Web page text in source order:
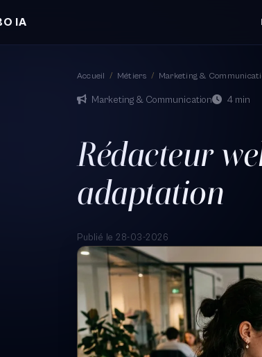
IA
Accueil / Métiers / Marketing &
Marketing & Communication 4 min
Rédacteur
adaptation
Publié le 28-03-2026